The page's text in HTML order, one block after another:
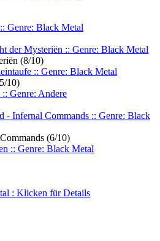
(8/10)
10)
(6/10)